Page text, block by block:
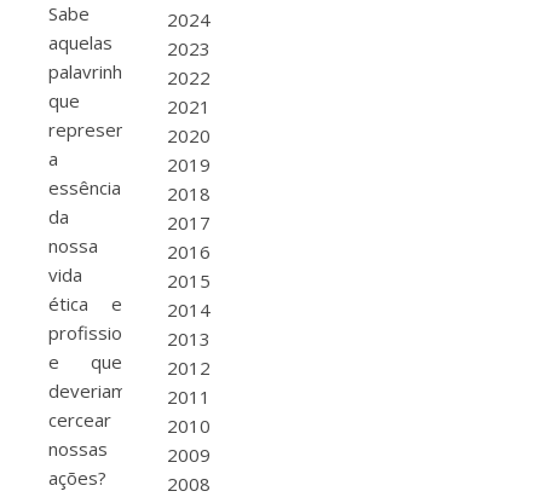
Sabe
aquelas
palavrinhas
que
representam
a
essência
da
nossa
vida
ética e
profissional
e que
deveriam
cercear
nossas
ações?
2024
2023
2022
2021
2020
2019
2018
2017
2016
2015
2014
2013
2012
2011
2010
2009
2008